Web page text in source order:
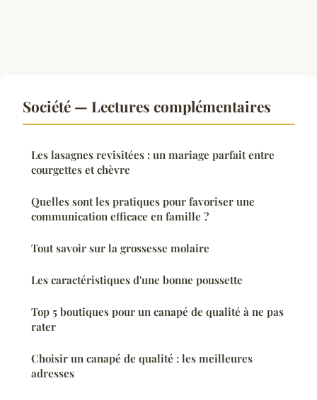
Société — Lectures complémentaires
Les lasagnes revisitées : un mariage parfait entre
courgettes et chèvre
Quelles sont les pratiques pour favoriser une
communication efficace en famille ?
Tout savoir sur la grossesse molaire
Les caractéristiques d'une bonne poussette
Top 5 boutiques pour un canapé de qualité à ne pas
rater
Choisir un canapé de qualité : les meilleures
adresses